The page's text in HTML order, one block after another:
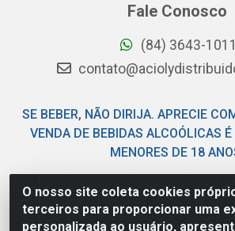
O nosso site coleta cookies
terceiros para proporcionar uma
personalizada ao usuário,
Fale Conosco
(84) 3643-1011
SE BEBER, NÃO DIRIJA. APRECIE
VENDA DE BEBIDAS ALCOÓLICAS
MENORES DE 18
Acioly Distribuidora - Av Piloto Pereira
Exposições - Parnamirim/RN - CEP